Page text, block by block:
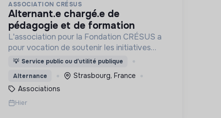
ASSOCIATION CRÉSUS
alternant.e chargé.e de
pédagogie et de formation
L'association pour la Fondation CRÉSUS a
pour vocation de soutenir les initiatives
économiques et sociales qui agissent pour
financière.
💡 Service public ou d’utilité publique
Alternance
Strasbourg, France
Associations
Hier